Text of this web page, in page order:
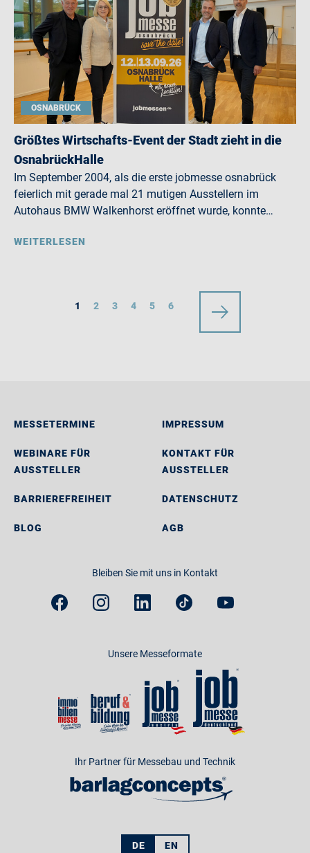
OSNABRÜCK
Größtes Wirtschafts-Event der Stadt zieht in die
OsnabrückHalle
Im September 2004, als die erste jobmesse osnabrück
feierlich mit gerade mal 21 mutigen Ausstellern im
Autohaus BMW Walkenhorst eröffnet wurde, konnte…
WEITERLESEN
1 2 3 4 5 6
MESSETERMINE
WEBINARE FÜR
AUSSTELLER
BARRIEREFREIHEIT
BLOG
IMPRESSUM
KONTAKT FÜR
AUSSTELLER
DATENSCHUTZ
AGB
Bleiben Sie mit uns in Kontakt
Unsere Messeformate
Ihr Partner für Messebau und Technik
DE EN